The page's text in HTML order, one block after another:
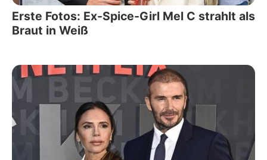
Erste Fotos: Ex-Spice-Girl Mel C strahlt als
Braut in Weiß